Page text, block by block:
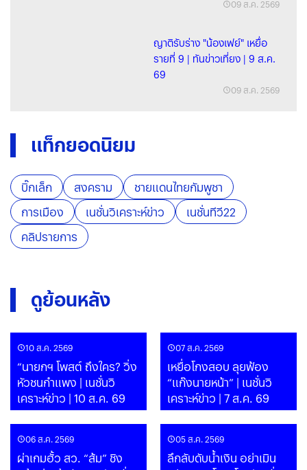
09 ส.ค. 2569
ญาติรับร่าง "น้องเฟย์" เหยื่อ
รายที่ 9 | ทันข่าวเที่ยง | 9 ส.ค.
69
09 ส.ค. 2569
แท็กยอดนิยม
บิ๊กเล็ก สงคราม
ชายแดนไทยกัมพูชา
การเมือง
เนชั่นวิเคราะห์ข่าว
เนชั่นทีวี22
คลิปรายการ
ดูย้อนหลัง
10 ส.ค. 2569
“นายกฯ โพสต์ ถึงใคร? วิ่ง
หัวชนกำแพง | เนชั่นวิ
เคราะห์ข่าว | 10 ส.ค. 69
07 ส.ค. 2569
เหยื่อโกงสอบ ลุยฟ้อง
“แก๊งนายหน้า” | เนชั่นวิ
เคราะห์ข่าว | 7 ส.ค. 69
06 ส.ค. 2569
ผ่าเกมฮั้ว สว. “ส้ม” ชิง
05 ส.ค. 2569
ลึกลับดับน้ำเงิน อย่าเมิน